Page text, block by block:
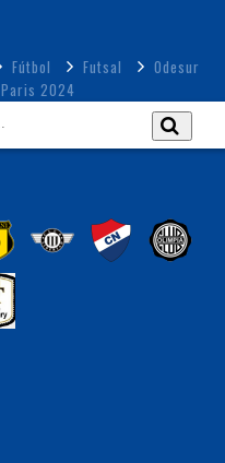
Fútbol Futsal
Odesur
Paris 2024